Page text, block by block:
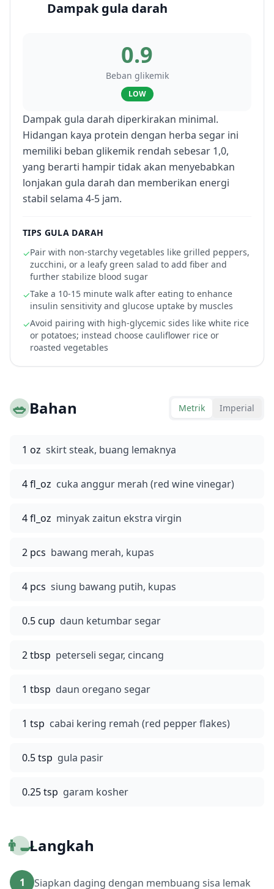
Dampak gula darah
0.9
Beban glikemik
LOW
Dampak gula darah diperkirakan minimal.
Hidangan kaya protein dengan herba segar ini
memiliki beban glikemik rendah sebesar 1,0,
yang berarti hampir tidak akan menyebabkan
lonjakan gula darah dan memberikan energi
stabil selama 4-5 jam.
TIPS GULA DARAH
✓Pair with non-starchy vegetables like grilled peppers,
zucchini, or a leafy green salad to add fiber and
further stabilize blood sugar
✓Take a 10-15 minute walk after eating to enhance
insulin sensitivity and glucose uptake by muscles
✓Avoid pairing with high-glycemic sides like white rice
or potatoes; instead choose cauliflower rice or
roasted vegetables
🥗Bahan Metrik Imperial
1 oz skirt steak, buang lemaknya
4 fl_oz cuka anggur merah (red wine vinegar)
4 fl_oz minyak zaitun ekstra virgin
2 pcs bawang merah, kupas
4 pcs siung bawang putih, kupas
0.5 cup daun ketumbar segar
2 tbsp peterseli segar, cincang
1 tbsp daun oregano segar
1 tsp cabai kering remah (red pepper flakes)
0.5 tsp gula pasir
0.25 tsp garam kosher
👨‍🍳Langkah
1 Siapkan daging dengan membuang sisa lemak